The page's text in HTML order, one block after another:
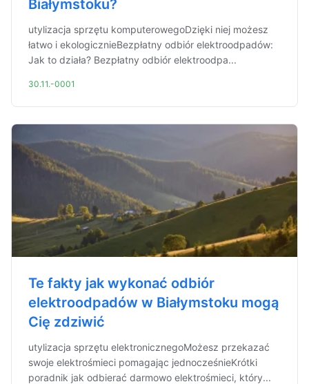
Białymstoku?
utylizacja sprzętu komputerowegoDzięki niej możesz
łatwo i ekologicznieBezpłatny odbiór elektroodpadów:
Jak to działa? Bezpłatny odbiór elektroodpa...
30.11.-0001
Te fakty jak wykonać odbiór
elektroodpadów w Białymstoku mogą
Cię zdziwić
utylizacja sprzętu elektronicznegoMożesz przekazać
swoje elektrośmieci pomagając jednocześnieKrótki
poradnik jak odbierać darmowo elektrośmieci, który...